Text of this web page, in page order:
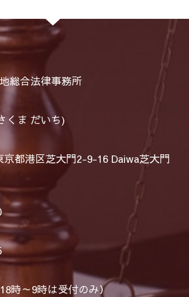
総合法律事務所
くま だいち)
京都港区芝大門2-9-16 Daiwa芝大門
時～9時は受付のみ）